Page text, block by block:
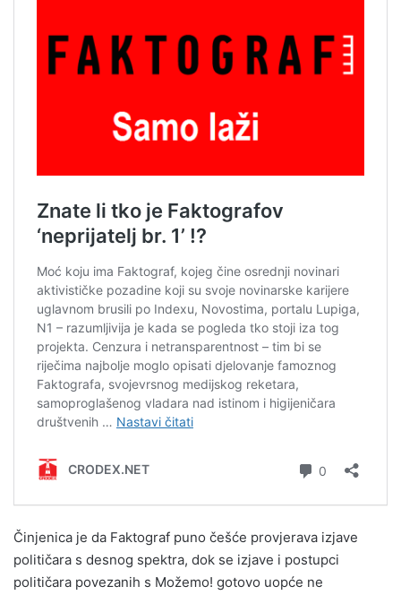
Činjenica je da Faktograf puno češće provjerava izjave
političara s desnog spektra, dok se izjave i postupci
političara povezanih s Možemo! gotovo uopće ne